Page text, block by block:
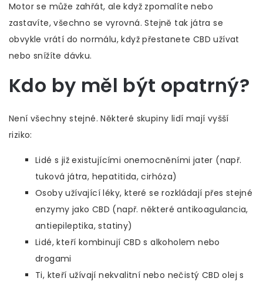
Motor se může zahřát, ale když zpomalíte nebo
zastavíte, všechno se vyrovná. Stejně tak játra se
obvykle vrátí do normálu, když přestanete CBD užívat
nebo snížíte dávku.
Kdo by měl být opatrný?
Není všechny stejné. Některé skupiny lidí mají vyšší
riziko:
Lidé s již existujícími onemocněními jater (např.
tuková játra, hepatitida, cirhóza)
Osoby užívající léky, které se rozkládají přes stejné
enzymy jako CBD (např. některé antikoagulancia,
antiepileptika, statiny)
Lidé, kteří kombinují CBD s alkoholem nebo
drogami
Ti, kteří užívají nekvalitní nebo nečistý CBD olej s